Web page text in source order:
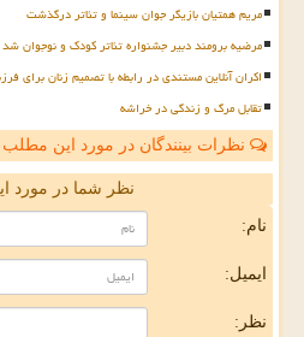
مریم همتیان بازیگر جوان سینما و تئاتر درگذشت
مرضیه برومند دبیر جشنواره تئاتر کودک و نوجوان شد
اکران آنلاین مستندی در رابطه با تصمیم زنان برای
تقابل مرگ و زندگی در خراشه
نظرات بینندگان در مورد این مطلب
نظر شما در مورد
نام:
ایمیل:
نظر: